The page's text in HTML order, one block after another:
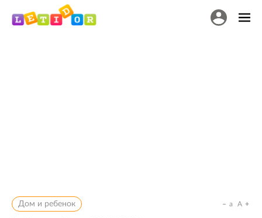
Дом и ребенок a A